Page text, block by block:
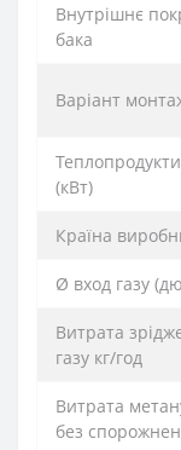
Внутрішнє
бака
Варіант
(кВт)
Країна
Ø вход газу
Витрата
газу кг/год
Витрата
без